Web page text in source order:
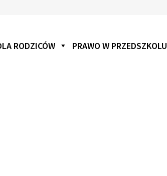
RODZICÓW PRAWO W PRZEDSZKOLU